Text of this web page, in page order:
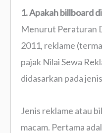
1. Apakah billboard
Menurut Peraturan
2011, reklame
pajak Nilai Sewa
didasarkan pada
Jenis reklame atau
macam. Pertama